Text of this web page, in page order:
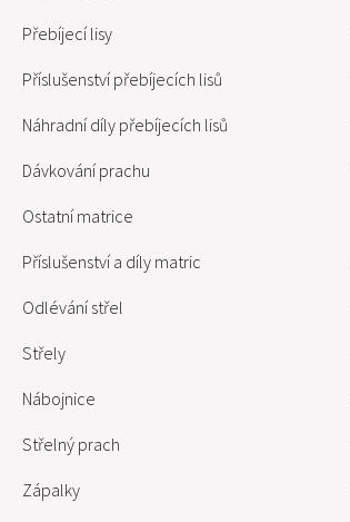
Přebíjecí lisy
Příslušenství přebíjecích lisů
Náhradní díly přebíjecích lisů
Dávkování prachu
Ostatní matrice
Příslušenství a díly matric
Odlévání střel
Střely
Nábojnice
Střelný prach
Zápalky